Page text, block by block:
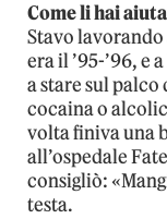
Come li hai
Stavo lavorando
era il ’95-’96, e
a stare sul
cocaina o
volta finiva una
all’ospedale
consigliò:
testa.